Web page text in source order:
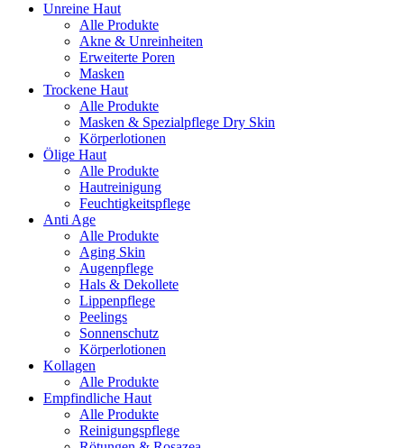
Unreine Haut
Alle Produkte
Akne & Unreinheiten
Erweiterte Poren
Masken
Trockene Haut
Alle Produkte
Masken & Spezialpflege Dry Skin
Körperlotionen
Ölige Haut
Alle Produkte
Hautreinigung
Feuchtigkeitspflege
Anti Age
Alle Produkte
Aging Skin
Augenpflege
Hals & Dekollete
Lippenpflege
Peelings
Sonnenschutz
Körperlotionen
Kollagen
Alle Produkte
Empfindliche Haut
Alle Produkte
Reinigungspflege